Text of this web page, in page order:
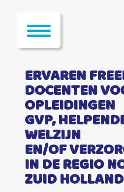
ERVAREN
DOCENTEN
OPLEIDINGEN
GVP,
WELZIJN
EN/OF
IN DE REGIO
ZUID HOLLAND